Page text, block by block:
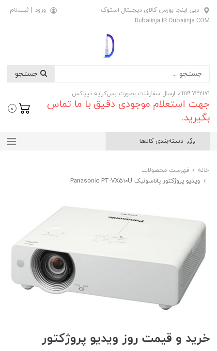
دبی اینجا بورس کالای دیجیتال استوک -
Dubaiinja.IR Dubaiinja.COM
ورود | ثبت‌نام
09174732171 ارسال سفارشات بصورت پس‌کرایه تیپاکس
جهت استعلام موجودی دقیق با ما تماس
بگیرید.
0
دسته‌بندی کالاها
خانه
فهرست محصولات
ویدیو پروژکتور پاناسونیک Panasonic PT-VX510U
خرید و قیمت روز ویدیو پروژکتور